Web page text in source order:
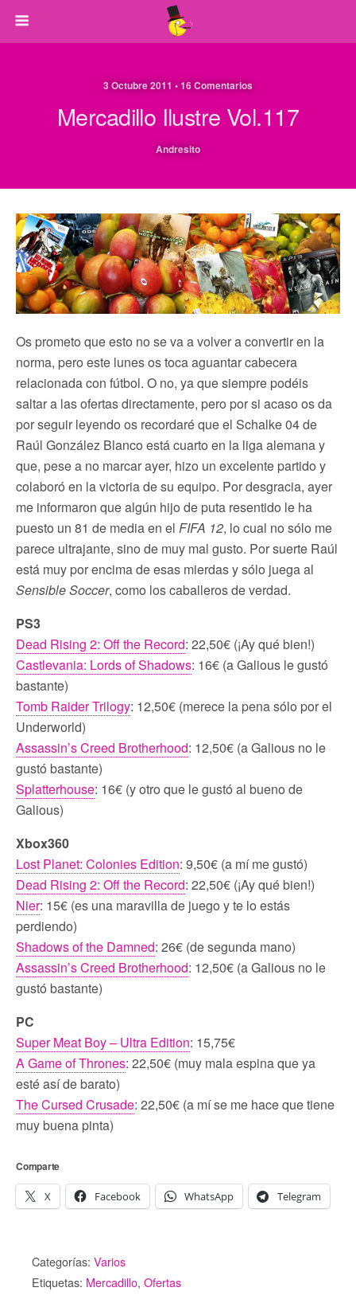
3 Octubre 2011 • 16 Comentarios
Mercadillo Ilustre Vol.117
Andresito
Os prometo que esto no se va a volver a convertir en la
norma, pero este lunes os toca aguantar cabecera
relacionada con fútbol. O no, ya que siempre podéis
saltar a las ofertas directamente, pero por si acaso os da
por seguir leyendo os recordaré que el Schalke 04 de
Raúl González Blanco está cuarto en la liga alemana y
que, pese a no marcar ayer, hizo un excelente partido y
colaboró en la victoria de su equipo. Por desgracia, ayer
me informaron que algún hijo de puta resentido le ha
puesto un 81 de media en el FIFA 12, lo cual no sólo me
parece ultrajante, sino de muy mal gusto. Por suerte Raúl
está muy por encima de esas mierdas y sólo juega al
Sensible Soccer, como los caballeros de verdad.
PS3
Dead Rising 2: Off the Record: 22,50€ (¡Ay qué bien!)
Castlevania: Lords of Shadows: 16€ (a Galious le gustó
bastante)
Tomb Raider Trilogy: 12,50€ (merece la pena sólo por el
Underworld)
Assassin’s Creed Brotherhood: 12,50€ (a Galious no le
gustó bastante)
Splatterhouse: 16€ (y otro que le gustó al bueno de
Galious)
Xbox360
Lost Planet: Colonies Edition: 9,50€ (a mí me gustó)
Dead Rising 2: Off the Record: 22,50€ (¡Ay qué bien!)
Nier: 15€ (es una maravilla de juego y te lo estás
perdiendo)
Shadows of the Damned: 26€ (de segunda mano)
Assassin’s Creed Brotherhood: 12,50€ (a Galious no le
gustó bastante)
PC
Super Meat Boy – Ultra Edition: 15,75€
A Game of Thrones: 22,50€ (muy mala espina que ya
esté así de barato)
The Cursed Crusade: 22,50€ (a mí se me hace que tiene
muy buena pinta)
Comparte
X Facebook WhatsApp Telegram
Categorías: Varios
Etiquetas: Mercadillo, Ofertas